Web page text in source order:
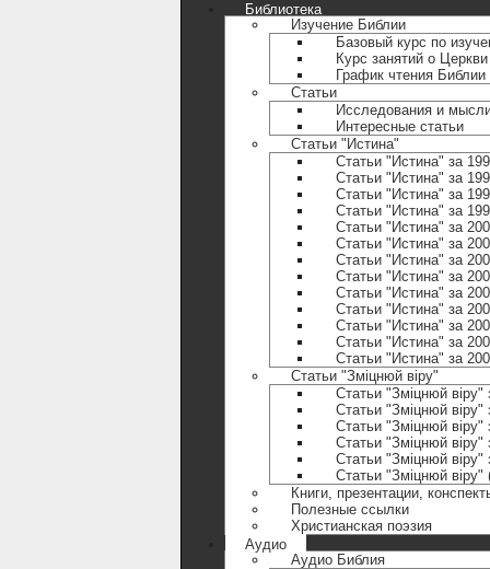
Библиотека
Изучение Библии
Базовый курс по
Курс занятий о Церкви
График чтения Библии
Статьи
Исследования и
Интересные статьи
Статьи "Истина"
Статьи "Истина" за
Статьи "Истина" за
Статьи "Истина" за
Статьи "Истина" за
Статьи "Истина" за
Статьи "Истина" за
Статьи "Истина" за
Статьи "Истина" за
Статьи "Истина" за
Статьи "Истина" за
Статьи "Истина" за
Статьи "Истина" за
Статьи "Истина" за
Статьи "Зміцнюй віру"
Статьи "Зміцнюй віру"
Статьи "Зміцнюй віру"
Статьи "Зміцнюй віру"
Статьи "Зміцнюй віру"
Статьи "Зміцнюй віру"
Статьи "Зміцнюй
Книги, презентации,
Полезные ccылки
Христианская поэзия
Аудио
Аудио Библия